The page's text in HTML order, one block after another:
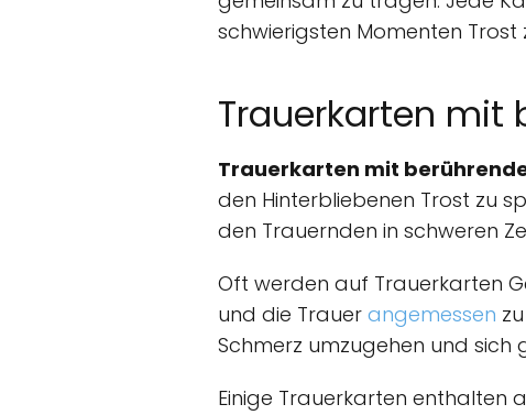
schwierigsten Momenten Trost
Trauerkarten mit
Trauerkarten mit
den Hinterbliebenen Trost zu
den Trauernden in schweren
Oft werden auf Trauerkarten
und die Trauer angemessen
Schmerz umzugehen und sich
Einige Trauerkarten enthalten